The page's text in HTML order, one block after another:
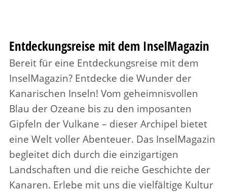
Entdeckungsreise mit dem InselMagazin
Bereit für eine Entdeckungsreise mit dem
InselMagazin? Entdecke die Wunder der
Kanarischen Inseln! Vom geheimnisvollen
Blau der Ozeane bis zu den imposanten
Gipfeln der Vulkane – dieser Archipel bietet
eine Welt voller Abenteuer. Das InselMagazin
begleitet dich durch die einzigartigen
Landschaften und die reiche Geschichte der
Kanaren. Erlebe mit uns die vielfältige Kultur